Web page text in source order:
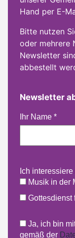
Hand per E-
Bitte nutzen
oder mehrere
Newsletter
abbestellt
Newsletter
Ihr Name *
Ich
Musik in der
Gottesdienst
Ja, ich bin
gemäß der